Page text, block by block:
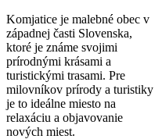
Komjatice je malebné obec v
západnej časti Slovenska,
ktoré je známe svojimi
prírodnými krásami a
turistickými trasami. Pre
milovníkov prírody a turistiky
je to ideálne miesto na
relaxáciu a objavovanie
nových miest.